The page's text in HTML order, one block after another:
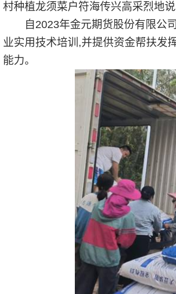
村种植龙须菜户符海传兴高采烈地说
自2023年金元期货股份有限公
业实用技术培训,并提供资金帮扶发
能力。